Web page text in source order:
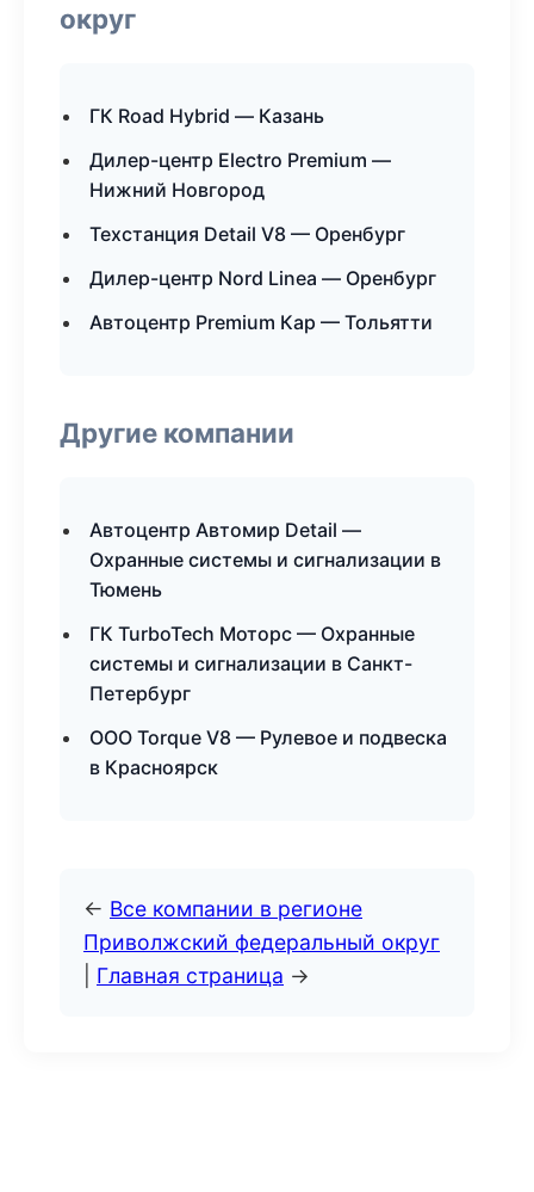
округ
ГК Road Hybrid — Казань
Дилер-центр Electro Premium —
Нижний Новгород
Техстанция Detail V8 — Оренбург
Дилер-центр Nord Linea — Оренбург
Автоцентр Premium Кар — Тольятти
Другие компании
Автоцентр Автомир Detail —
Охранные системы и сигнализации в
Тюмень
ГК TurboTech Моторс — Охранные
системы и сигнализации в Санкт-
Петербург
ООО Torque V8 — Рулевое и подвеска
в Красноярск
← Все компании в регионе
Приволжский федеральный округ
Главная страница →